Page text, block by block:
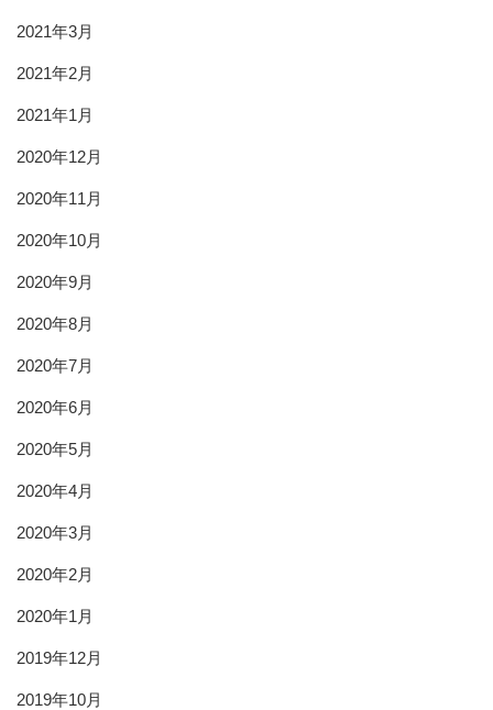
2021年3月
2021年2月
2021年1月
2020年12月
2020年11月
2020年10月
2020年9月
2020年8月
2020年7月
2020年6月
2020年5月
2020年4月
2020年3月
2020年2月
2020年1月
2019年12月
2019年10月